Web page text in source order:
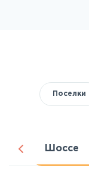
Поселки
Шоссе